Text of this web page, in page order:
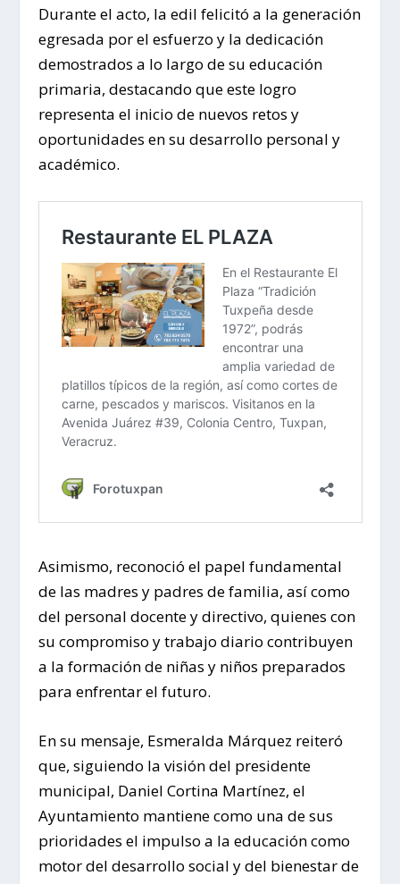
Durante el acto, la edil felicitó a la generación
egresada por el esfuerzo y la dedicación
demostrados a lo largo de su educación
primaria, destacando que este logro
representa el inicio de nuevos retos y
oportunidades en su desarrollo personal y
académico.
Asimismo, reconoció el papel fundamental
de las madres y padres de familia, así como
del personal docente y directivo, quienes con
su compromiso y trabajo diario contribuyen
a la formación de niñas y niños preparados
para enfrentar el futuro.
En su mensaje, Esmeralda Márquez reiteró
que, siguiendo la visión del presidente
municipal, Daniel Cortina Martínez, el
Ayuntamiento mantiene como una de sus
prioridades el impulso a la educación como
motor del desarrollo social y del bienestar de